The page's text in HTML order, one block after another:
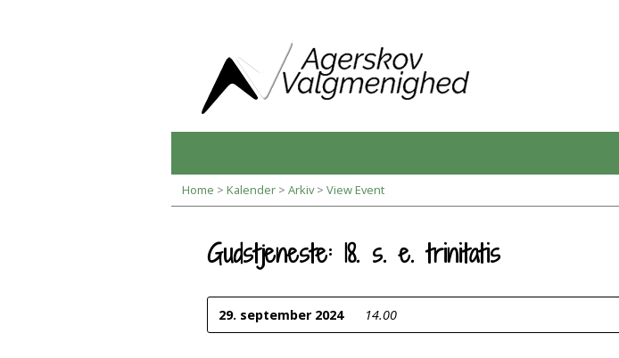
Home > Kalender > Arkiv> View Event
Gudstjeneste: 18. s. e. trinitatis
29. september 2024 14.00